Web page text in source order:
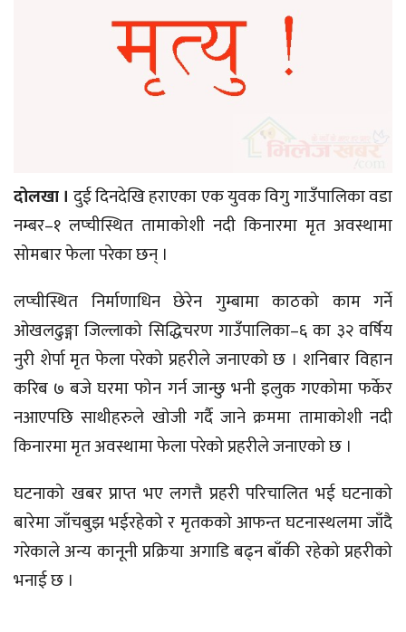
दोलखा । दुई दिनदेखि हराएका एक युवक विगु गाउँपालिका वडा
नम्बर–१ लप्चीस्थित तामाकोशी नदी किनारमा मृत अवस्थामा
सोमबार फेला परेका छन् ।
लप्चीस्थित निर्माणाधिन छेरेन गुम्बामा काठको काम गर्ने
ओखलढुङ्गा जिल्लाको सिद्धिचरण गाउँपालिका–६ का ३२ वर्षिय
नुरी शेर्पा मृत फेला परेको प्रहरीले जनाएको छ । शनिबार विहान
करिब ७ बजे घरमा फोन गर्न जान्छु भनी इलुक गएकोमा फर्केर
नआएपछि साथीहरुले खोजी गर्दै जाने क्रममा तामाकोशी नदी
किनारमा मृत अवस्थामा फेला परेको प्रहरीले जनाएको छ ।
घटनाको खबर प्राप्त भए लगत्तै प्रहरी परिचालित भई घटनाको
बारेमा जाँचबुझ भईरहेको र मृतकको आफन्त घटनास्थलमा जाँदै
गरेकाले अन्य कानूनी प्रक्रिया अगाडि बढ्न बाँकी रहेको प्रहरीको
भनाई छ ।